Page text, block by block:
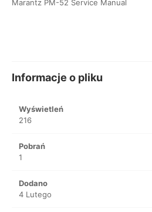
Marantz PM-52 Service Manual
Informacje o pliku
Wyświetleń
216
Pobrań
1
Dodano
4 Lutego